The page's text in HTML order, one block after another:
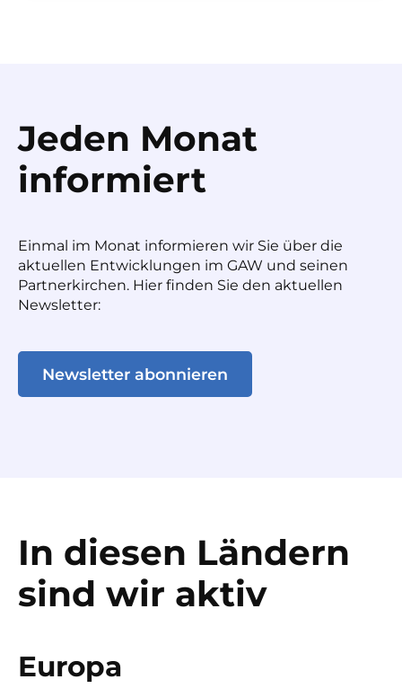
Jeden Monat
informiert
Einmal im Monat informieren wir Sie über die
aktuellen Entwicklungen im GAW und seinen
Partnerkirchen. Hier finden Sie den aktuellen
Newsletter:
Newsletter abonnieren
In diesen Ländern
sind wir aktiv
Europa